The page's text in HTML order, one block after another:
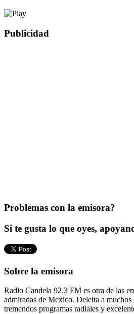
Publicidad
Problemas con la emisora?
Si te gusta lo que oyes,
Sobre la emisora
Radio Candela 92.3 FM es otra de las
admiradas de Mexico. Deleita a muchos
tremendos programas radiales y